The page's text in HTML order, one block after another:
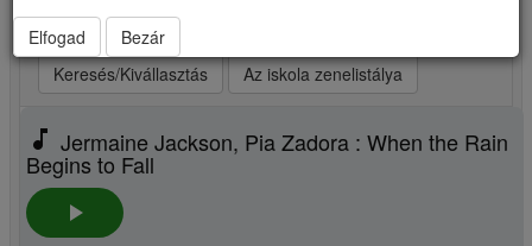
Véletlenszerüen
Keresés/Kivállasztás
Az iskola zenelistálya
music_note Jermaine Jackson, Pia Zadora : When the Rain
Begins to Fall
play_arrow
Elfogad Bezár